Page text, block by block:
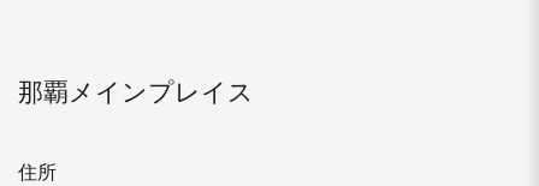
那覇メインプレイス
住所